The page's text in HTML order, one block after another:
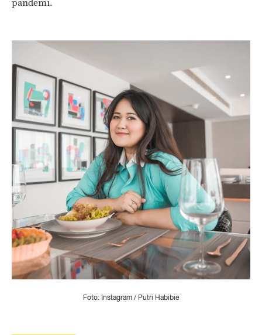
Foto: Instagram / Putri Habibie